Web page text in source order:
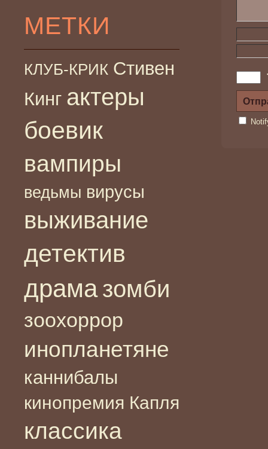
МЕТКИ
КЛУБ-КРИК Стивен
Кинг актеры
боевик
вампиры
ведьмы вирусы
выживание
детектив
драма зомби
зоохоррор
инопланетяне
каннибалы
кинопремия Капля
классика